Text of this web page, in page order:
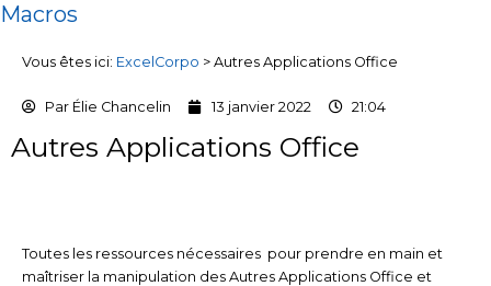
Macros
Vous êtes ici: ExcelCorpo > Autres Applications Office
ParÉlie Chancelin 13 janvier 2022 21:04
Autres Applications Office
Toutes les ressources nécessaires pour prendre en main et
maîtriser la manipulation des Autres Applications Office et